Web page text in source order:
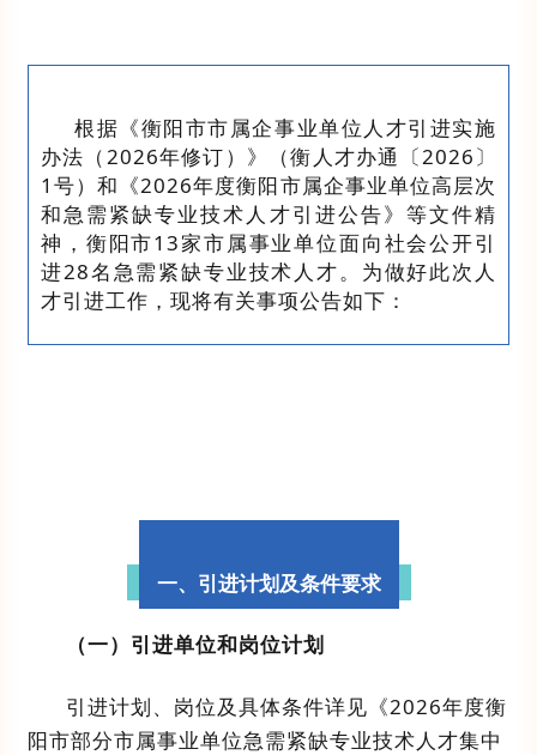
根据《衡阳市市属企事业单位人才引进实施
办法 （2026年修订） 》（衡人才办通〔2026〕
1 号）和《2026年度衡阳市属企事业单位高层次
和急需紧缺专业技术人才引进公告》 等文件精
神 ， 衡阳市13家市属事业单位面向社会公开引
进28名急需紧缺专业技术人才。 为做好此次人
才引进工作 ， 现将有关事项公告如下 ：
一、引进计划及条件要求
（一）引进单位和岗位计划
引进计划、 岗位及具体条件详见《2026年度衡
阳市部分市属事业单位急需紧缺专业技术人才集中